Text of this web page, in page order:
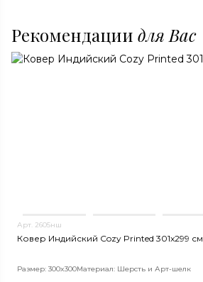
Рекомендации для Вас
Арт. 2605нш
Ковер Индийский Cozy Printed 301x299 см
Размер: 300x300Материал: Шерсть и Арт-шелк